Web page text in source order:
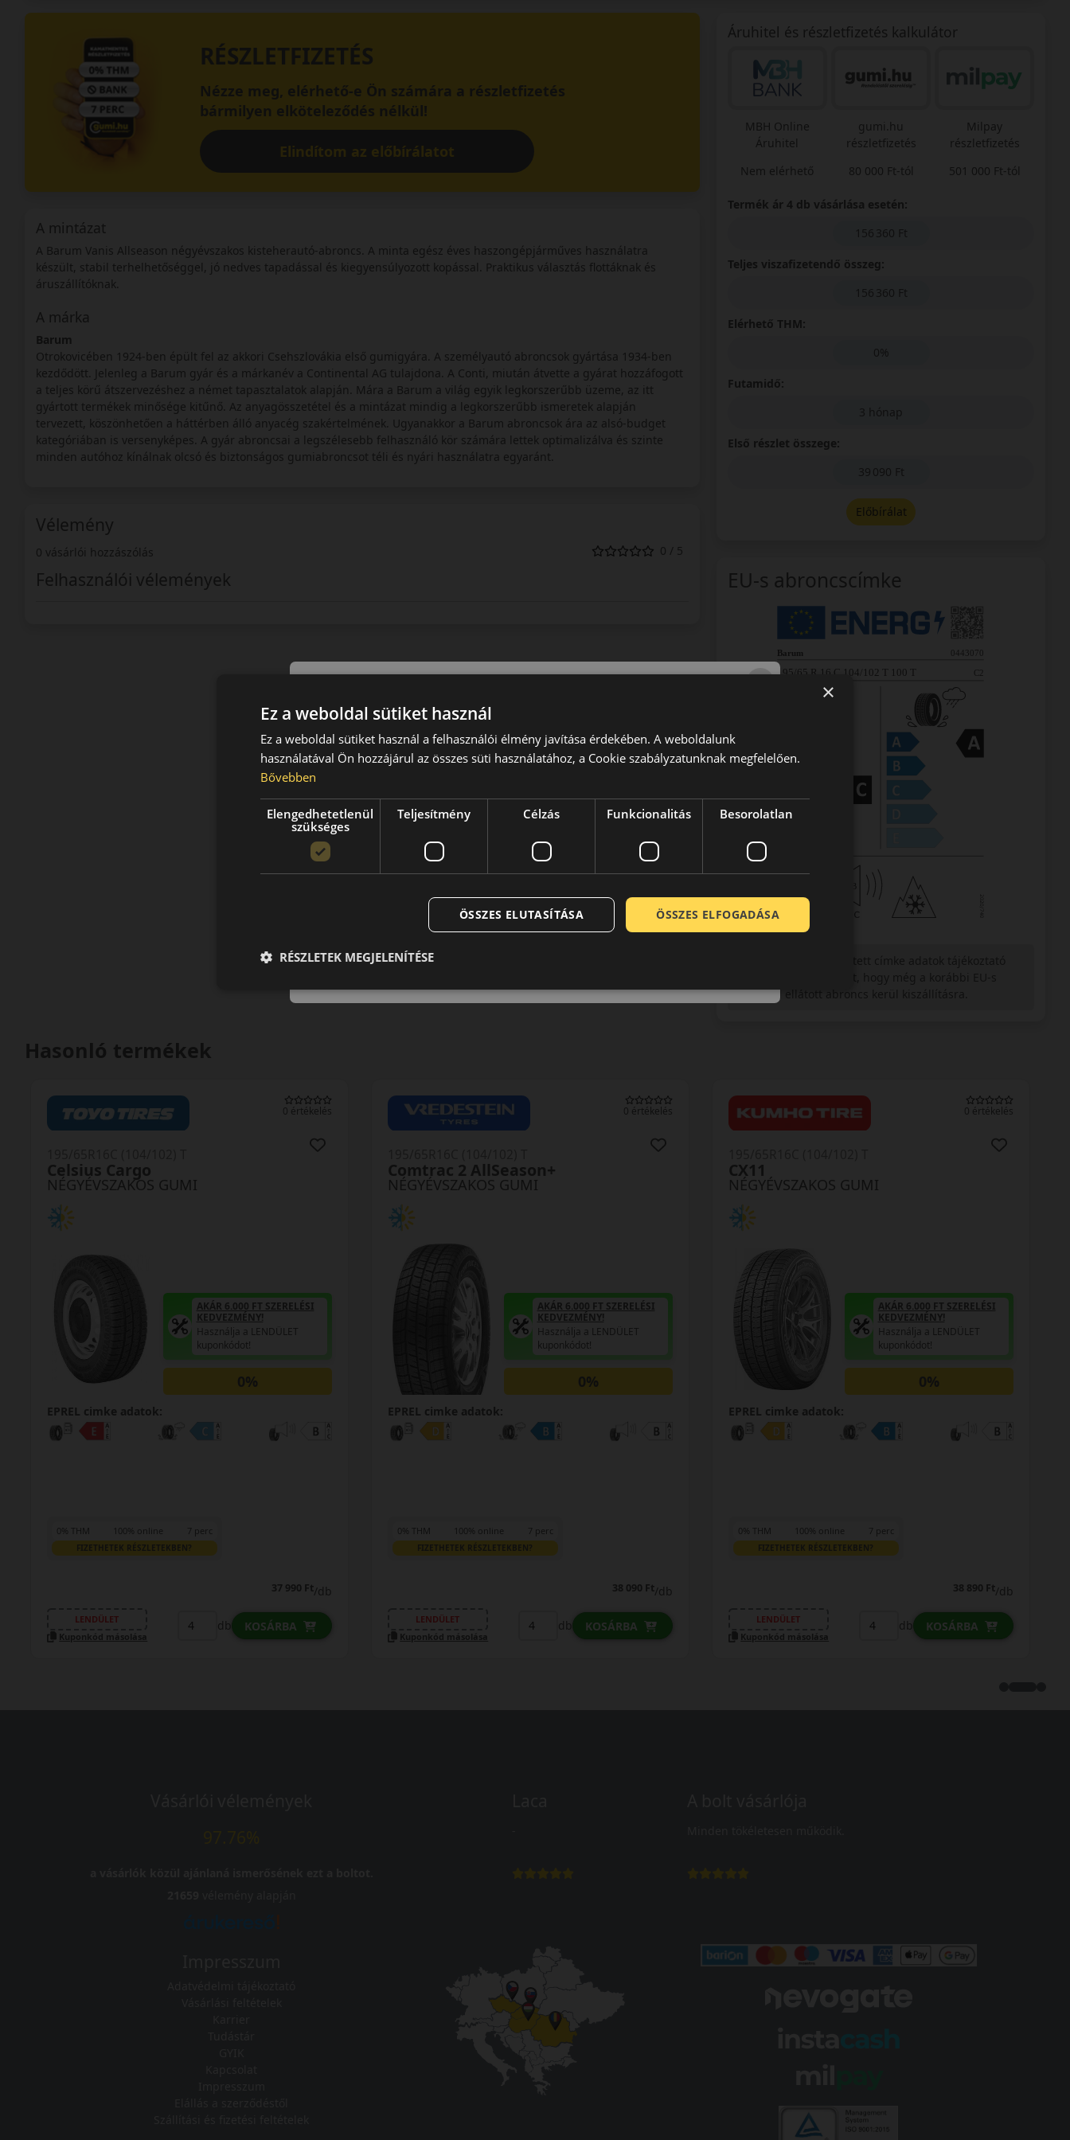
RÉSZLETFIZETÉS
Nézze meg, elérhető-e Ön számára a részletfizetés
bármilyen elköteleződés nélkül!
Elindítom az előbírálatot
A mintázat
A Barum Vanis Allseason négyévszakos kisteherautó-abroncs. A minta egész éves haszongépjárműves használatra
készült, stabil terhelhetőséggel, jó nedves tapadással és kiegyensúlyozott kopással. Praktikus választás flottáknak és
áruszállítóknak.
A márka
Barum
Otrokovicében 1924-ben épült fel az akkori Csehszlovákia első gumigyára. A személyautó abroncsok gyártása 1934-ben
kezdődött. Jelenleg a Barum gyár és a márkanév a Continental AG tulajdona. A Conti, miután átvette a gyárat hozzáfogott
a teljes körű átszervezéshez a német tapasztalatok alapján. Mára a Barum a világ egyik legkorszerűbb üzeme, az itt
gyártott termékek minősége kitűnő. Az anyagösszetétel és a mintázat mindig a legkorszerűbb ismeretek alapján
tervezett, köszönhetően a háttérben álló anyacég szakértelmének. Ugyanakkor a Barum abroncsok ára az alsó-budget
kategóriában is versenyképes. A gyár abroncsai a legszélesebb felhasználó kör számára lettek optimalizálva és szinte
minden autóhoz kínálnak olcsó és biztonságos gumiabroncsot téli és nyári használatra egyaránt.
Vélemény
0 vásárlói hozzászólás 0 / 5
Felhasználói vélemények
Áruhitel és részletfizetés kalkulátor
MBH Online
Áruhitel
Nem elérhető
gumi.hu
részletfizetés
80 000 Ft-tól
Milpay
részletfizetés
501 000 Ft-tól
Termék ár 4 db vásárlása esetén:
156 360 Ft
Teljes viszafizetendő összeg:
156 360 Ft
Elérhető THM:
0%
Futamidő:
3 hónap
Első részlet összege:
39 090 Ft
Előbírálat
EU-s abroncscímke
címkével ellátott abroncs kerül kiszállításra.
Hasonló termékek
0 értékelés
NÉGYÉVSZAKOS GUMI
Celsius Cargo
AKÁR 6.000 FT SZERELÉSI
KEDVEZMÉNY!
Használja a LENDÜLET
kuponkódot!
0%
EPREL cimke adatok:
0% THM 100% online 7 perc
FIZETHETEK RÉSZLETEKBEN?
37 990 Ft/db
LENDÜLET
Kuponkód másolása
db KOSÁRBA
0 értékelés
NÉGYÉVSZAKOS GUMI
Comtrac 2 AllSeason+
AKÁR 6.000 FT SZERELÉSI
KEDVEZMÉNY!
Használja a LENDÜLET
kuponkódot!
0%
EPREL cimke adatok:
0% THM 100% online 7 perc
FIZETHETEK RÉSZLETEKBEN?
38 090 Ft/db
LENDÜLET
Kuponkód másolása
db KOSÁRBA
0 értékelés
NÉGYÉVSZAKOS GUMI
CX11
AKÁR 6.000 FT SZERELÉSI
KEDVEZMÉNY!
Használja a LENDÜLET
kuponkódot!
0%
EPREL cimke adatok:
0% THM 100% online 7 perc
FIZETHETEK RÉSZLETEKBEN?
38 890 Ft/db
LENDÜLET
Kuponkód másolása
db KOSÁRBA
×
Ez a weboldal sütiket használ
Ez a weboldal sütiket használ a felhasználói élmény javítása érdekében. A weboldalunk
használatával Ön hozzájárul az összes süti használatához, a Cookie szabályzatunknak megfelelően.
Bővebben
Elengedhetetlenül
szükséges
Teljesítmény Célzás Funkcionalitás Besorolatlan
ÖSSZES ELFOGADÁSA
ÖSSZES ELUTASÍTÁSA
RÉSZLETEK MEGJELENÍTÉSE